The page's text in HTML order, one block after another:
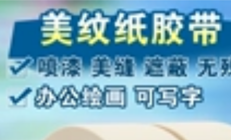
cao, xé ra mà không
để lại keo dán tủ
lạnh. băng keo
cường lực 3m
199,000
Băng keo dán mặt
nạ 3M244 xác thực
ban đầu xe hơi
phun mặt nạ vô giá
chịu nhiệt độ cao
băng washi màu
vàng lò nướng sóng
hàn mô hình để bao
phủ tàu tách màu
hai mặt cho xe hơi
mạnh mẽ Băng keo
giữ nắng và mưa
Giữ chân mày Xe ô
tô Bọt tiêu chuẩn cố
định 33 mét băng
keo chống trượt 3m
282,000
Băng keo hai mặt
3M 200C của Hoa Kỳ
keo dán giấy bông
nóng chảy có độ
dẻo cao mạnh mẽ,
suốt và không dễ để
lại vết băng keo hai